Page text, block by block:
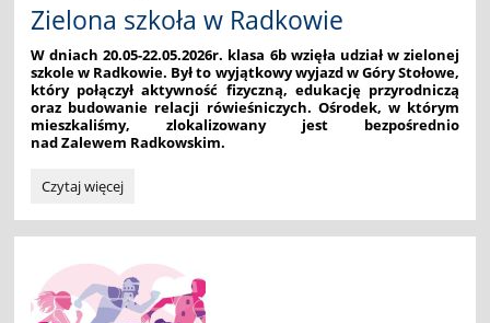
Zielona szkoła w Radkowie
W dniach 20.05-22.05.2026r. klasa 6b wzięła udział w zielonej
szkole w Radkowie. Był to wyjątkowy wyjazd w Góry Stołowe,
który połączył aktywność fizyczną, edukację przyrodniczą
oraz budowanie relacji rówieśniczych. Ośrodek, w którym
mieszkaliśmy, zlokalizowany jest bezpośrednio
nad Zalewem Radkowskim.
Zielona
w
Czytaj więcej